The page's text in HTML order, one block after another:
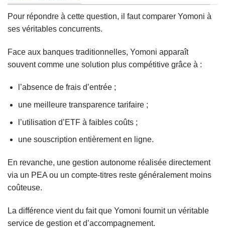
Pour répondre à cette question, il faut comparer Yomoni à
ses véritables concurrents.
Face aux banques traditionnelles, Yomoni apparaît
souvent comme une solution plus compétitive grâce à :
l’absence de frais d’entrée ;
une meilleure transparence tarifaire ;
l’utilisation d’ETF à faibles coûts ;
une souscription entièrement en ligne.
En revanche, une gestion autonome réalisée directement
via un PEA ou un compte-titres reste généralement moins
coûteuse.
La différence vient du fait que Yomoni fournit un véritable
service de gestion et d’accompagnement.